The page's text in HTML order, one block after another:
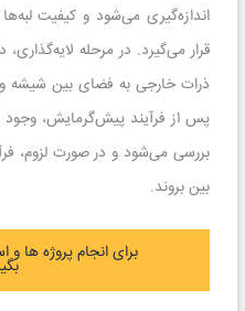
اندازه‌گیری می‌شود و کیفیت
قرار می‌گیرد. در مرحله
پس از فرآیند پیش‌گرمایش،
بررسی می‌شود و در صورت لزوم،
بین بروند.
برای انجام پروژه ها